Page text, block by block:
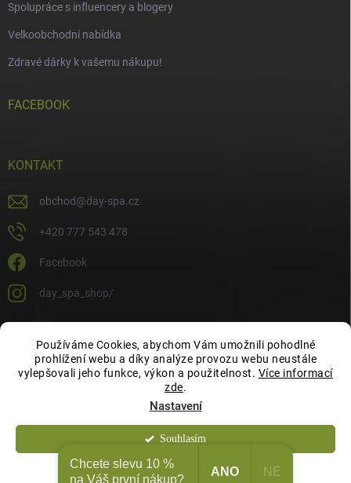
Používáme Cookies, abychom Vám umožnili pohodlné
prohlížení webu a díky analýze provozu webu neustále
vylepšovali jeho funkce, výkon a použitelnost. Více informací
zde.
Nastavení
Odmítnout
Souhlasím
Spolupráce s influencery a blogery
Velkoobchodní nabídka
Zdravé dárky k vašemu nákupu!
FACEBOOK
KONTAKT
obchod@day-spa.cz
+420 777 543 478
Facebook
day_spa_shop/
OCHRANA OSOBNÍCH ÚDAJŮ
Copyright 2026 Day Spa Shop . Všechna práva vyhrazena.
Chcete slevu 10 %
na Váš první nákup?
ANO NE